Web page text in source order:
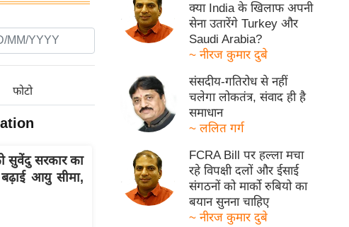
फोटो
सुवेंदु सरकार का
बढ़ाई आयु सीमा,
क्या India के खिलाफ अपनी
सेना उतारेंगे Turkey और
Saudi Arabia?
~ नीरज कुमार दुबे
संसदीय-गतिरोध से नहीं
चलेगा लोकतंत्र, संवाद ही है
समाधान
~ ललित गर्ग
FCRA Bill पर हल्ला मचा
रहे विपक्षी दलों और ईसाई
संगठनों को मार्को रुबियो का
बयान सुनना चाहिए
~ नीरज कुमार दुबे